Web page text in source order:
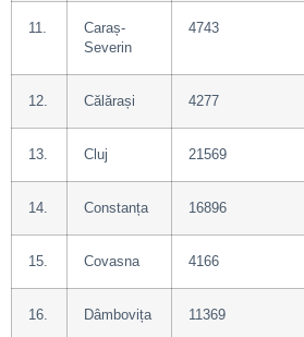
11.
Caraș-
Severin
4743
12. Călărași 4277
13. Cluj 21569
14. Constanța 16896
15. Covasna 4166
16. Dâmbovița 11369